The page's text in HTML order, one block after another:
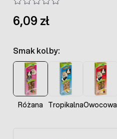
6,09 zł
Smak kolby:
Różana TropikalnaOwocowa